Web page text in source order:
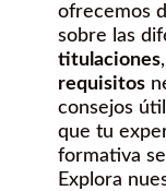
ofrecemos
sobre las
titulaciones
requisitos
consejos
que tu
formativa
Explora